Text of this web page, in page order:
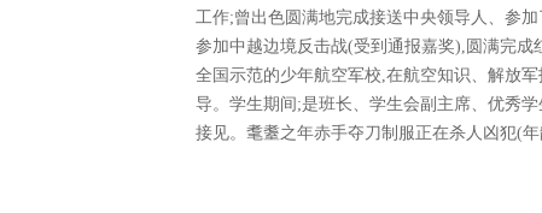
工作;曾出色圆满地完成接送中央领导人、参
参加中越边境反击战(受到通报嘉奖),圆满完
全国示范的少年航空军校,在航空知识、解放
导。学生期间;是班长、学生会副主席、优秀
接见。耄耋之年赤手夺刀制服正在杀人凶犯(年